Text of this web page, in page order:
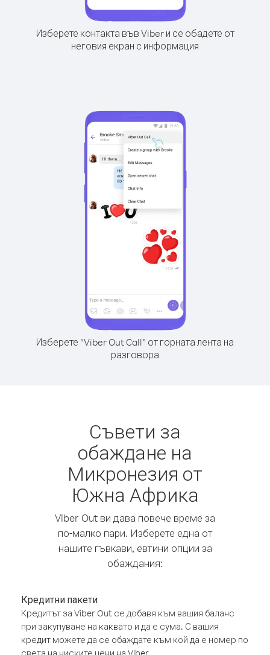
Изберете контакта във Viber и се обадете от
неговия екран с информация
Изберете “Viber Out Call” от горната лента на
разговора
Съвети за
обаждане на
Микронезия от
Южна Африка
Viber Out ви дава повече време за
по-малко пари. Изберете една от
нашите гъвкави, евтини опции за
обаждания:
Кредитни пакети
Кредитът за Viber Out се добавя към вашия баланс
при закупуване на каквато и да е сума. С вашия
кредит можете да се обаждате към кой да е номер по